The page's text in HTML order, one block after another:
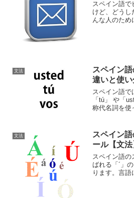
スペイン語
けど、どうし
んな人のため
文法
スペイン
違いと使い
スペイン語で
「tú」 や「
称代名詞を使
文法
スペイン
ール【文法
スペイン語の
ばれる「´」
ります。言語